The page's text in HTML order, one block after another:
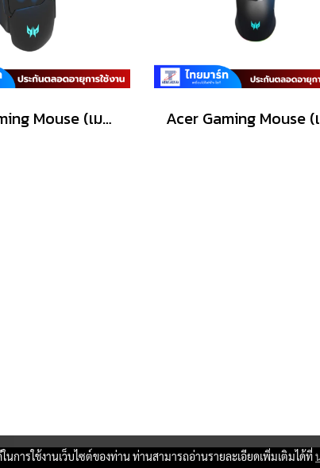
Acer Gaming Mouse (เมาส์เกมมิ่ง) Predator รุ่น G100 /6200dpi/Warranty Lifetime
ารใช้งานเว็บไซต์ของท่าน ท่านสามารถอ่านรายละเอียดเพิ่มเติมได้ที่